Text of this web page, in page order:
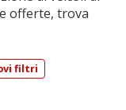
offerte, trova
filtri